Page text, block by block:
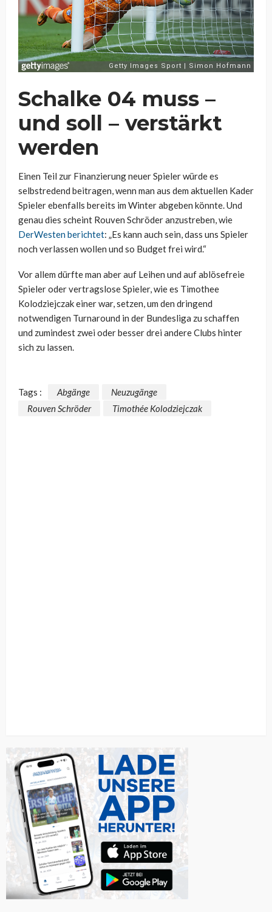
Schalke 04 muss –
und soll – verstärkt
werden
Einen Teil zur Finanzierung neuer Spieler würde es
selbstredend beitragen, wenn man aus dem aktuellen Kader
Spieler ebenfalls bereits im Winter abgeben könnte. Und
genau dies scheint Rouven Schröder anzustreben, wie
DerWesten berichtet: „Es kann auch sein, dass uns Spieler
noch verlassen wollen und so Budget frei wird.“
Vor allem dürfte man aber auf Leihen und auf ablösefreie
Spieler oder vertragslose Spieler, wie es Timothee
Kolodziejczak einer war, setzen, um den dringend
notwendigen Turnaround in der Bundesliga zu schaffen
und zumindest zwei oder besser drei andere Clubs hinter
sich zu lassen.
Tags : Abgänge
Neuzugänge
Rouven Schröder
Timothée Kolodziejczak